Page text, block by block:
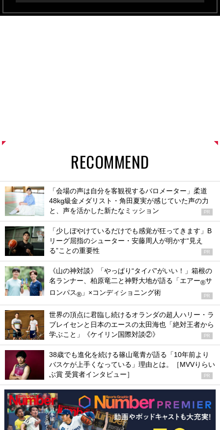
RECOMMEND
「会場の声は自分を客観視するバロメーター」柔道
48kg級金メダリスト・角田夏実が感じていた声の力
と、声を活かした新たなミッション
PR
「少しぼやけているだけでも感覚が狂ってきます」B
リーグ屈指のシューター・安藤周人が明かす“見え
る”ことの重要性
PR
《山の神対談》「やっぱり“タイパ”がいい！」箱根の
名ランナー、柏原竜二と神野大地が語る「エアー®サ
ロンパス® 」×コンディショニング術 PR
世界の頂点に君臨し続けるオランダの超人ハリー・ラ
ブレイセンと日本のエースの太田海也「絶対王者から
学ぶこと」《ケイリン国際対談②》
PR
38歳でも進化を続ける篠山竜青が語る「10年前より
バスケが上手くなっている」理由とは。［MVVりらい
ぶ賞 受賞者インタビュー］
PR